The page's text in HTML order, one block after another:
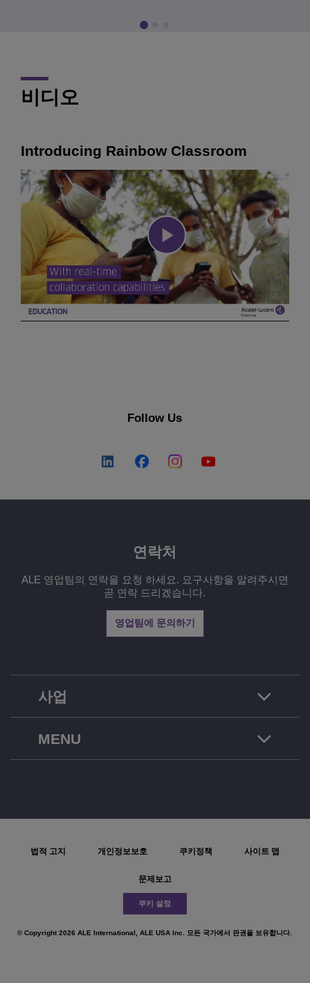
비디오
Introducing Rainbow Classroom
Play
Follow Us
사업
연락처
ALE 영업팀의 연락을 요청 하세요. 요구사항을 알려주시면
곧 연락 드리겠습니다.
영업팀에 문의하기
MENU
© Copyright 2026 ALE International, ALE USA Inc. 모든 국가에서 판권을 보유합니다.
법적 고지 개인정보보호 쿠키정책 사이트 맵
문제보고
쿠키 설정